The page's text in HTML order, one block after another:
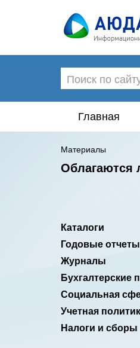
Главная
Материалы
Облагаются
Каталоги
Годовые отчеты
Журналы
Бухгалтерские
Социальная
Учетная
Налоги и сборы